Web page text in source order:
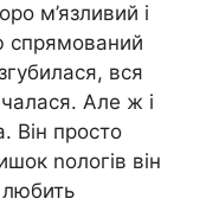
м’язливий і
спрямований
вся
чалася. Але ж і
Він просто
nологів він
любить